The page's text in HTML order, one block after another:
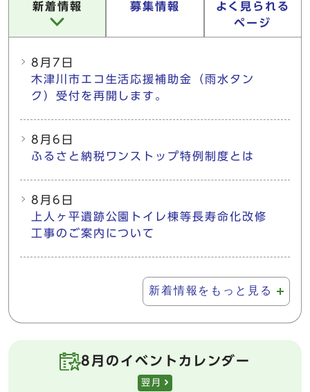
新着情報 募集情報
よく見られる
ページ
8月7日
木津川市エコ生活応援補助金（雨水タン
ク）受付を再開します。
8月6日
ふるさと納税ワンストップ特例制度とは
8月6日
上人ヶ平遺跡公園トイレ棟等長寿命化改修
工事のご案内について
新着情報をもっと見る
8月のイベントカレンダー
翌月